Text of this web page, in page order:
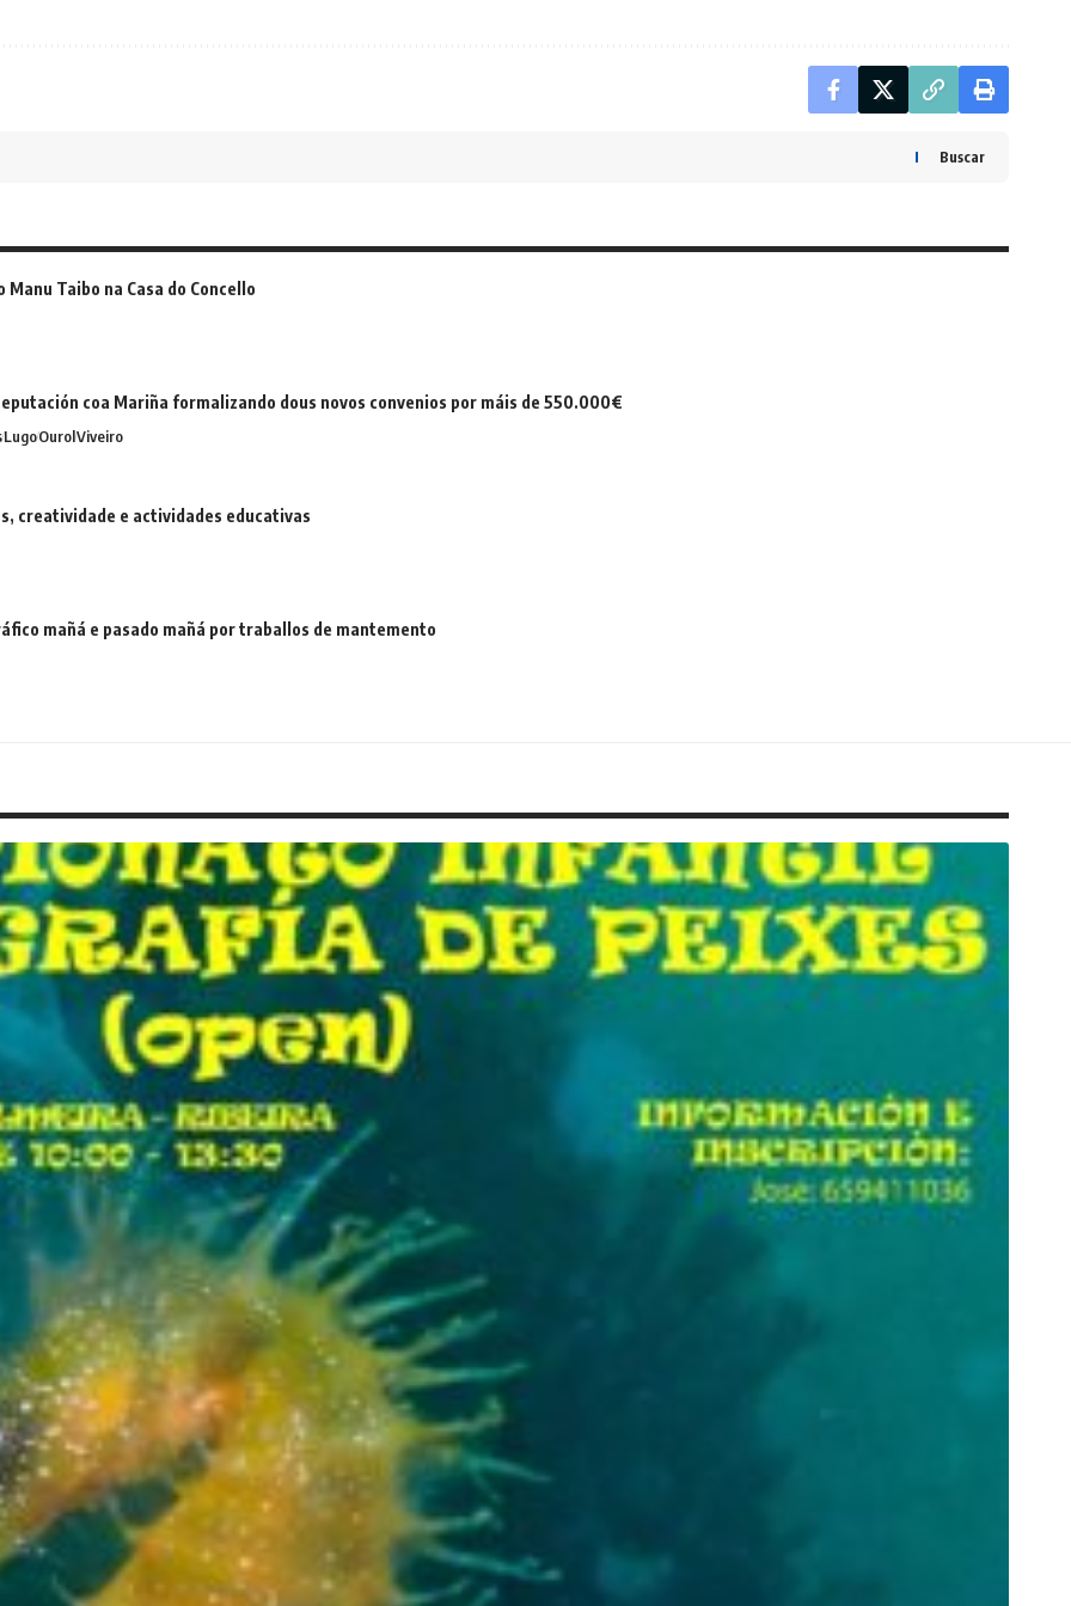
Buscar
Taibo na Casa do Concello
coa Mariña formalizando dous novos convenios por máis de 550.000€
LugoOurolViveiro
creatividade e actividades educativas
mañá e pasado mañá por traballos de mantemento